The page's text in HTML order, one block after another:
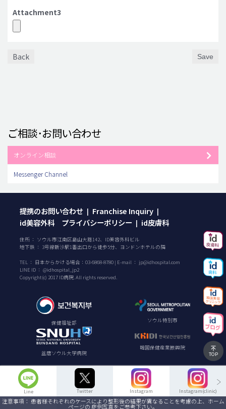
Attachment3
Back Save
ご相談･お問い合わせ
オンライン相談
Messenger Channel
Line Twitter Instagram Instagram(clinic)
提携のお問い合わせ | Franchise Inquiry |
id美容外科 プライバシーポリシー | id皮膚科
住所 ： ソウル市江南区島山大路142、ID美容外科ビル
地下鉄 ： 3号線新沙駅1番出口から徒歩5分、ヨンドンホテルの隣
TEL ： 日本からかける場合： 03-6868-8780 | E-mail ： jp@idhospital.com
LINE ID ： @idhospital_jp2
Copyright(c) 2017 ID病院. All rights reserved.
保健福祉部 ソウル特別市
盆唐ソウル大学病院
韓国保健産業振興院
TOP
注意事項： 患者様それぞれのケースにより整形後の結果が異なることを考慮の上、ホーム
ページの 症例写真をご参考下さい。